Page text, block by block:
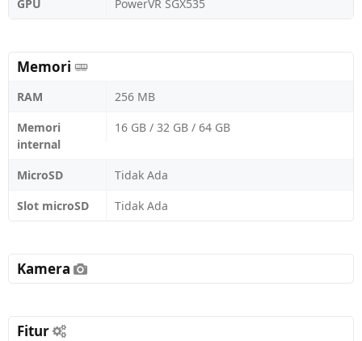
GPU
PowerVR SGX535
Memori
RAM
256 MB
Memori
internal
16 GB / 32 GB / 64 GB
MicroSD
Tidak Ada
Slot microSD
Tidak Ada
Kamera
Fitur